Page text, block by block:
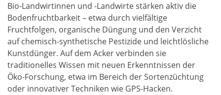
Bio-Landwirtinnen und -Landwirte stärken aktiv die
Bodenfruchtbarkeit – etwa durch vielfältige
Fruchtfolgen, organische Düngung und den Verzicht
auf chemisch-synthetische Pestizide und leichtlösliche
Kunstdünger. Auf dem Acker verbinden sie
traditionelles Wissen mit neuen Erkenntnissen der
Öko-Forschung, etwa im Bereich der Sortenzüchtung
oder innovativer Techniken wie GPS-Hacken.